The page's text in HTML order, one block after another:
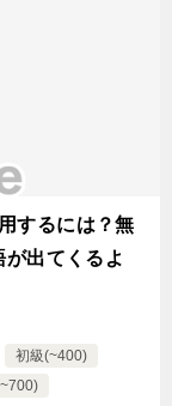
するには？無
出てくるよ
初級(~400)